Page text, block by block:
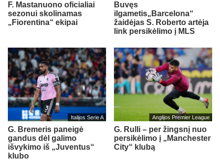
F. Mastanuono oficialiai
sezonui skolinamas
„Fiorentina“ ekipai
Buvęs
ilgametis„Barcelona“
žaidėjas S. Roberto artėja
link persikėlimo į MLS
Italijos Serie A
G. Bremeris paneigė
gandus dėl galimo
išvykimo iš „Juventus“
klubo
Anglijos Premier League
G. Rulli – per žingsnį nuo
persikėlimo į „Manchester
City“ klubą